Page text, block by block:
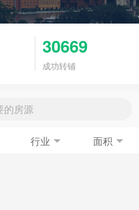
30669
成功转铺
行业 面积